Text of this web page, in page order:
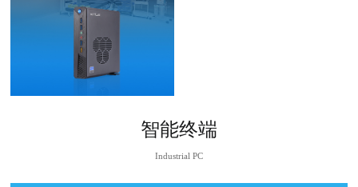
智能终端
Industrial PC